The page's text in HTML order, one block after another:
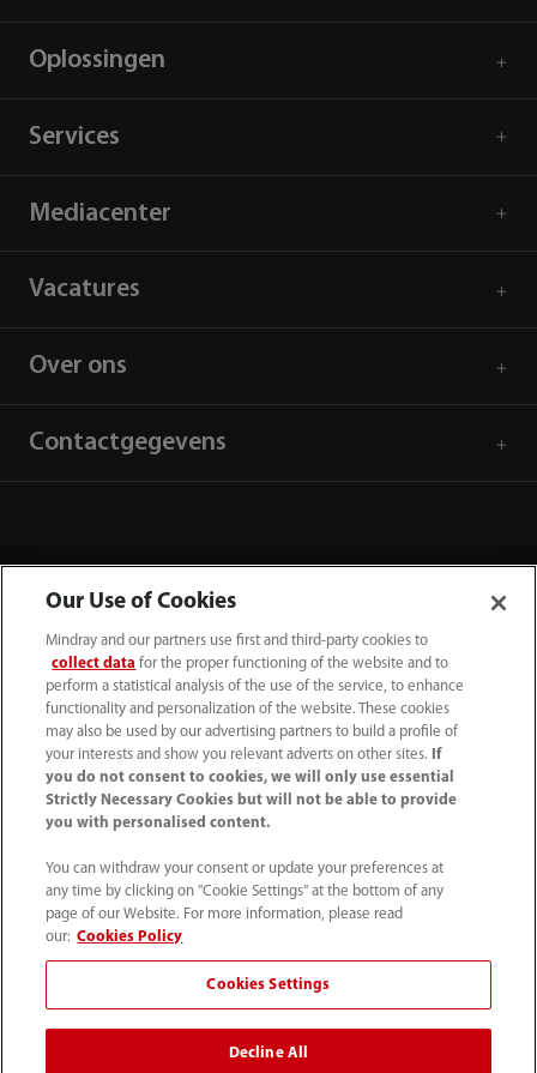
Oplossingen
Services
Mediacenter
Vacatures
Over ons
Contactgegevens
(31-33) 254 4911
info.nl@mindray.com
Gebruiksvoorwaarden｜Sitemap｜
Cookie kennisgeving ｜Privacy Verklaring｜
Hulplijn naleving｜
© 2026 Shenzhen Mindray Bio-Medical Electronics Co.,
Ltd. Alle rechten voorbehouden
Deze inhoud is uitsluitend bestemd voor professionele
Our Use of Cookies
Mindray and our partners use first and third-party cookies to
collect data for the proper functioning of the website and to
perform a statistical analysis of the use of the service, to enhance
functionality and personalization of the website. These cookies
may also be used by our advertising partners to build a profile of
your interests and show you relevant adverts on other sites.
If
you do not consent to cookies, we will only use essential
Strictly Necessary Cookies but will not be able to provide
you with personalised content.
You can withdraw your consent or update your preferences at
any time by clicking on "Cookie Settings" at the bottom of any
page of our Website. For more information, please read
our: Cookies Policy
Cookies Settings
Decline All